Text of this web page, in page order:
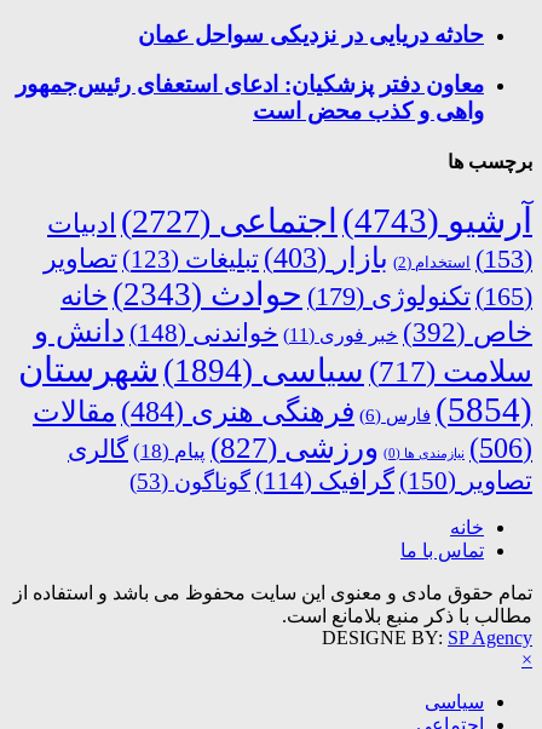
حادثه دریایی در نزدیکی سواحل عمان
معاون دفتر پزشکیان: ادعای استعفای رئیس‌جمهور
واهی و کذب محض است
برچسب ها
آرشیو (4743) اجتماعی (2727)
ادبیات
(153)
استخدام (2) بازار (403) تبلیغات (123)
تصاویر
(165)
تکنولوژی (179) حوادث (2343)
خانه
خاص (392) خبر فوری (11) خواندنی (148)
دانش و
سلامت (717) سیاسی (1894)
شهرستان
(5854)
فارس (6) فرهنگی هنری (484)
مقالات
(506)
نیازمندی ها (0) ورزشی (827) پیام (18)
گالری
تصاویر (150) گرافیک (114) گوناگون (53)
خانه
تماس با ما
تمام حقوق مادی و معنوی این سایت محفوظ می باشد و استفاده از
مطالب با ذکر منبع بلامانع است.
DESIGNE BY: SP Agency
×
سیاسی
اجتماعی